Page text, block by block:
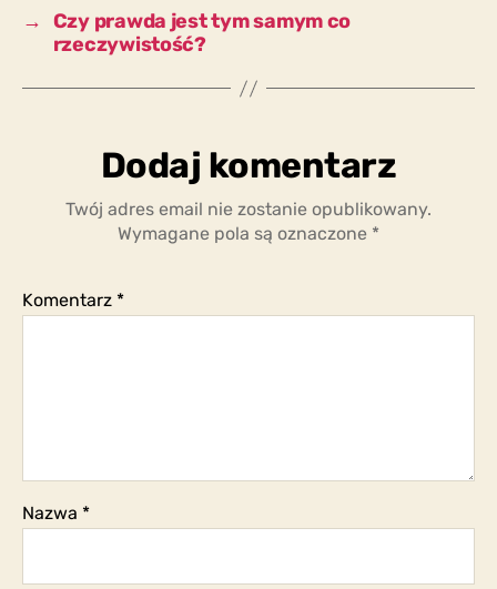
→ Czy prawda jest tym samym co
rzeczywistość?
Dodaj komentarz
Twój adres email nie zostanie opublikowany.
Wymagane pola są oznaczone *
Komentarz *
Nazwa *